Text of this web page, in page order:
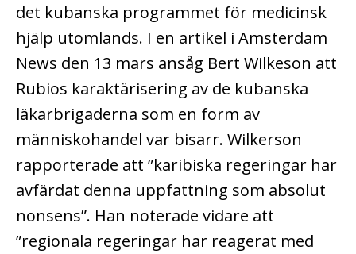
det kubanska programmet för medicinsk
hjälp utomlands. I en artikel i Amsterdam
News den 13 mars ansåg Bert Wilkeson att
Rubios karaktärisering av de kubanska
läkarbrigaderna som en form av
människohandel var bisarr. Wilkerson
rapporterade att ”karibiska regeringar har
avfärdat denna uppfattning som absolut
nonsens”. Han noterade vidare att
”regionala regeringar har reagerat med